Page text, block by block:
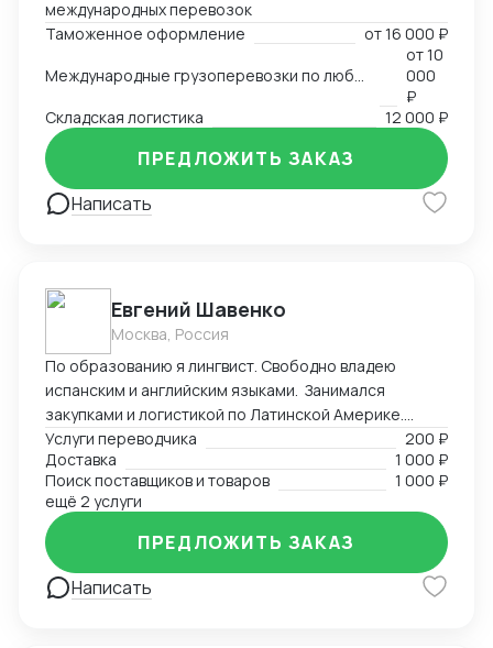
международных перевозок
Таможенное оформление
от16 000 ₽
Международные грузоперевозки по любым маршрутам и любыми видами транспорта
от10
000
₽
Складская логистика
12 000 ₽
Написать
ПРЕДЛОЖИТЬ ЗАКАЗ
Евгений Шавенко
Москва, Россия
По образованию я лингвист. Свободно владею
испанским и английским языками. Занимался
закупками и логистикой по Латинской Америке.
Координировал, вел переговоры по закупке,
согласовал цены DDP. Перевозил товары до складов
компании. В данный момент занимаюсь
организацией импорта в Российскую Федерацию из
Америки. Знаком со всеми первичными документами
ВЭД.
Услуги переводчика
200 ₽
Доставка
1 000 ₽
Поиск поставщиков и товаров
1 000 ₽
ещё 2 услуги
Написать
ПРЕДЛОЖИТЬ ЗАКАЗ